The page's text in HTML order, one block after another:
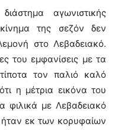
αγωνιστικής
της σεζόν δεν
στο Λεβαδειακό.
του εμφανίσεις με τα
τον παλιό καλό
η μέτρια εικόνα του
με Λεβαδειακό
εκ των κορυφαίων